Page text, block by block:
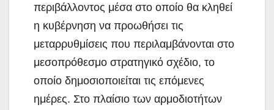
περιβάλλοντος μέσα στο οποίο θα κληθεί
η κυβέρνηση να προωθήσει τις
μεταρρυθμίσεις που περιλαμβάνονται στο
μεσοπρόθεσμο στρατηγικό σχέδιο, το
οποίο δημοσιοποιείται τις επόμενες
ημέρες. Στο πλαίσιο των αρμοδιοτήτων